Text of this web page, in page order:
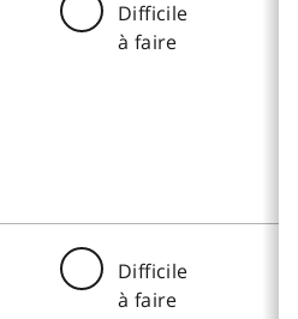
Difficile
à faire
Difficile
à faire